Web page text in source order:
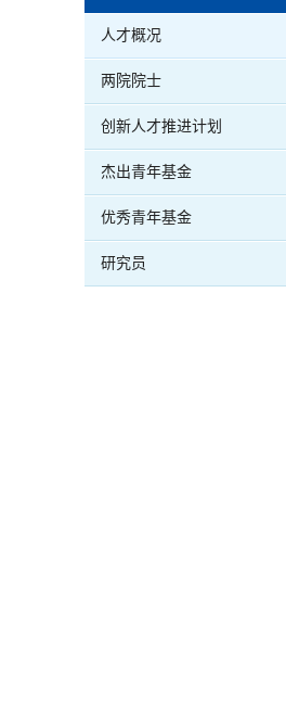
人才概况
两院院士
创新人才推进计划
杰出青年基金
优秀青年基金
研究员